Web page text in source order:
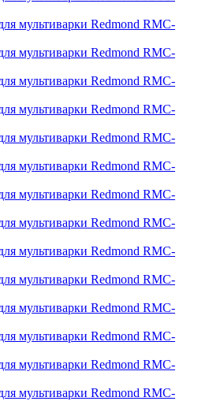
мультиварки Redmond RMC-
мультиварки Redmond RMC-
мультиварки Redmond RMC-
мультиварки Redmond RMC-
мультиварки Redmond RMC-
мультиварки Redmond RMC-
мультиварки Redmond RMC-
мультиварки Redmond RMC-
мультиварки Redmond RMC-
мультиварки Redmond RMC-
мультиварки Redmond RMC-
мультиварки Redmond RMC-
мультиварки Redmond RMC-
мультиварки Redmond RMC-